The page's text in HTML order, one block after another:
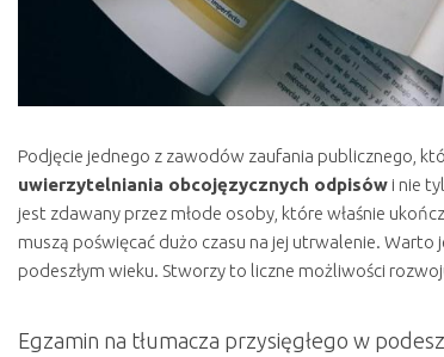
Podjęcie jednego z zawodów zaufania publicznego,
uwierzytelniania obcojęzycznych odpisów i nie
jest zdawany przez młode osoby, które właśnie
muszą poświęcać dużo czasu na jej utrwalenie. Warto
podeszłym wieku. Stworzy to liczne możliwości
Egzamin na tłumacza przysięgłego w